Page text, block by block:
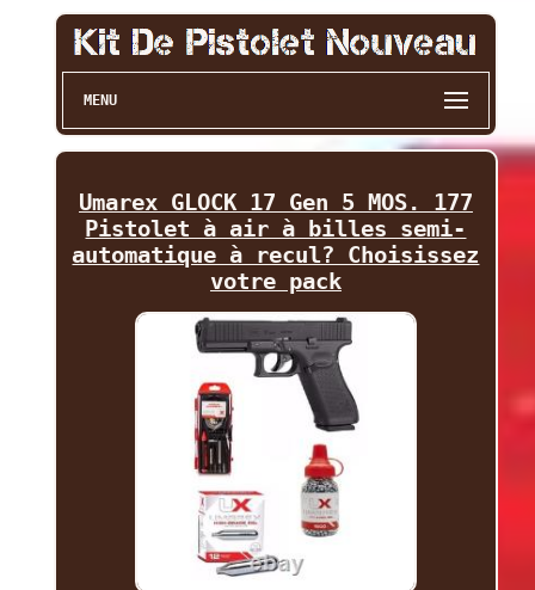
MENU
Umarex GLOCK 17 Gen 5 MOS. 177
Pistolet à air à billes semi-
automatique à recul? Choisissez
votre pack